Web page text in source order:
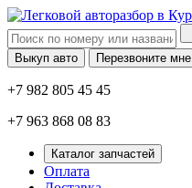
Выкуп авто Перезвоните мне
+7 982 805 45 45
+7 963 868 08 83
Каталог запчастей
Оплата